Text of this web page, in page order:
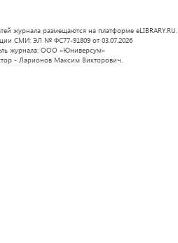
журнала размещаются на платформе eLIBRARY.RU.
СМИ: ЭЛ № ФС77-91809 от 03.07.2026
журнала: ООО «Юниверсум»
- Ларионов Максим Викторович.